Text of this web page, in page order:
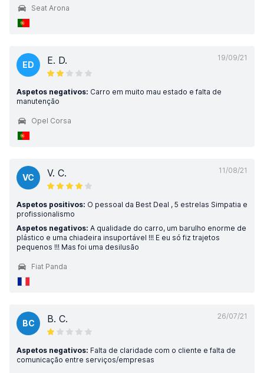
Seat Arona
19/09/21
ED E. D.
Aspetos negativos: Carro em muito mau estado e falta de
manutenção
Opel Corsa
11/08/21
VC V. C.
Aspetos positivos: O pessoal da Best Deal , 5 estrelas Simpatia e
profissionalismo
Aspetos negativos: A qualidade do carro, um barulho enorme de
plástico e uma chiadeira insuportável !!! E eu só fiz trajetos
pequenos !!! Mas foi uma desilusão
Fiat Panda
26/07/21
BC B. C.
Aspetos negativos: Falta de claridade com o cliente e falta de
comunicação entre serviços/empresas